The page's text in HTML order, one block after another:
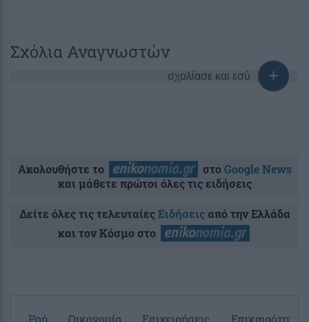
Σχόλια Αναγνωστών
σχολίασε και εσύ
Ακολουθήστε το στοGoogle News
και μάθετε πρώτοι όλες τις ειδήσεις
Δείτε όλες τις τελευταίεςΕιδήσειςαπό την Ελλάδα
και τον Κόσμο στο
Ροή Οικονομία Επιχειρήσεις Επικαιρότητα